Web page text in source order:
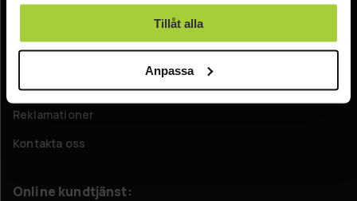
använt deras tjänster.
Tillåt alla
Anpassa
Leverans
Returer
Reklamationer
Kontakta oss
Online kundtjänst: